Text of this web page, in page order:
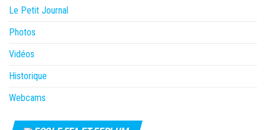
Le Petit Journal
Photos
Vidéos
Historique
Webcams